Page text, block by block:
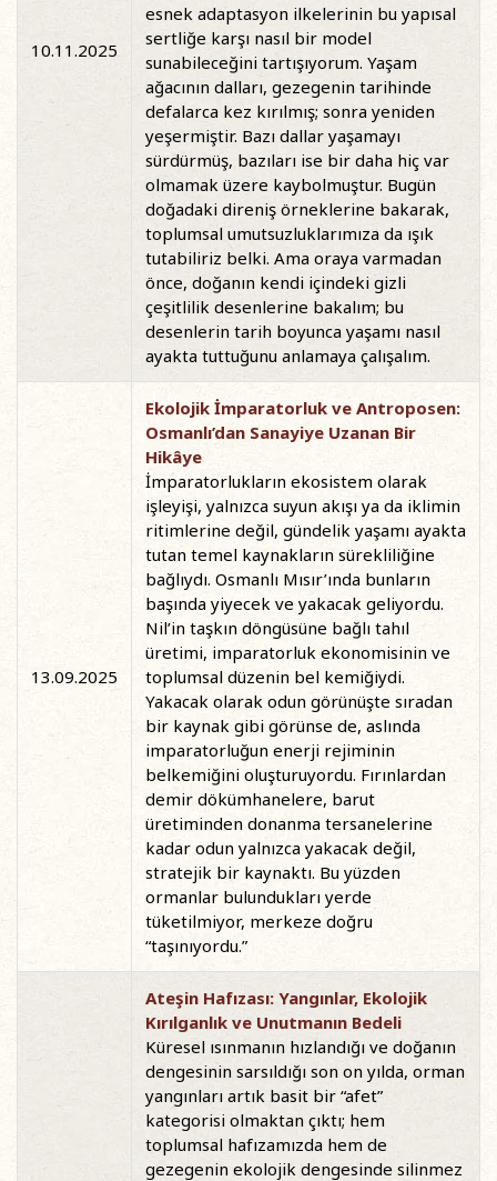
10.11.2025
esnek adaptasyon ilkelerinin bu yapısal
sertliğe karşı nasıl bir model
sunabileceğini tartışıyorum. Yaşam
ağacının dalları, gezegenin tarihinde
defalarca kez kırılmış; sonra yeniden
yeşermiştir. Bazı dallar yaşamayı
sürdürmüş, bazıları ise bir daha hiç var
olmamak üzere kaybolmuştur. Bugün
doğadaki direniş örneklerine bakarak,
toplumsal umutsuzluklarımıza da ışık
tutabiliriz belki. Ama oraya varmadan
önce, doğanın kendi içindeki gizli
çeşitlilik desenlerine bakalım; bu
desenlerin tarih boyunca yaşamı nasıl
ayakta tuttuğunu anlamaya çalışalım.
13.09.2025
Ekolojik İmparatorluk ve Antroposen:
Osmanlı’dan Sanayiye Uzanan Bir
Hikâye
İmparatorlukların ekosistem olarak
işleyişi, yalnızca suyun akışı ya da iklimin
ritimlerine değil, gündelik yaşamı ayakta
tutan temel kaynakların sürekliliğine
bağlıydı. Osmanlı Mısır’ında bunların
başında yiyecek ve yakacak geliyordu.
Nil’in taşkın döngüsüne bağlı tahıl
üretimi, imparatorluk ekonomisinin ve
toplumsal düzenin bel kemiğiydi.
Yakacak olarak odun görünüşte sıradan
bir kaynak gibi görünse de, aslında
imparatorluğun enerji rejiminin
belkemiğini oluşturuyordu. Fırınlardan
demir dökümhanelere, barut
üretiminden donanma tersanelerine
kadar odun yalnızca yakacak değil,
stratejik bir kaynaktı. Bu yüzden
ormanlar bulundukları yerde
tüketilmiyor, merkeze doğru
“taşınıyordu.”
Ateşin Hafızası: Yangınlar, Ekolojik
Kırılganlık ve Unutmanın Bedeli
Küresel ısınmanın hızlandığı ve doğanın
dengesinin sarsıldığı son on yılda, orman
yangınları artık basit bir “afet”
kategorisi olmaktan çıktı; hem
toplumsal hafızamızda hem de
gezegenin ekolojik dengesinde silinmez